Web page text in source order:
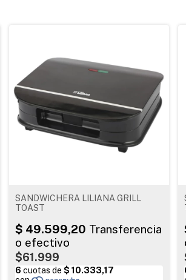
SANDWICHERA LILIANA GRILL
TOAST
$61.999